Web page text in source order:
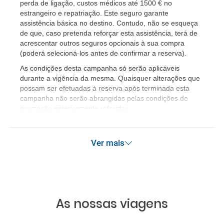
perda de ligação, custos médicos até 1500 € no
estrangeiro e repatriação. Este seguro garante
assistência básica no destino. Contudo, não se esqueça
de que, caso pretenda reforçar esta assistência, terá de
acrescentar outros seguros opcionais à sua compra
(poderá selecioná-los antes de confirmar a reserva).
As condições desta campanha só serão aplicáveis
durante a vigência da mesma. Quaisquer alterações que
possam ser efetuadas à reserva após terminada esta
campanha não serão abrangidas pelas condições de
promoção anteriormente referidas.
Ver mais
As nossas viagens